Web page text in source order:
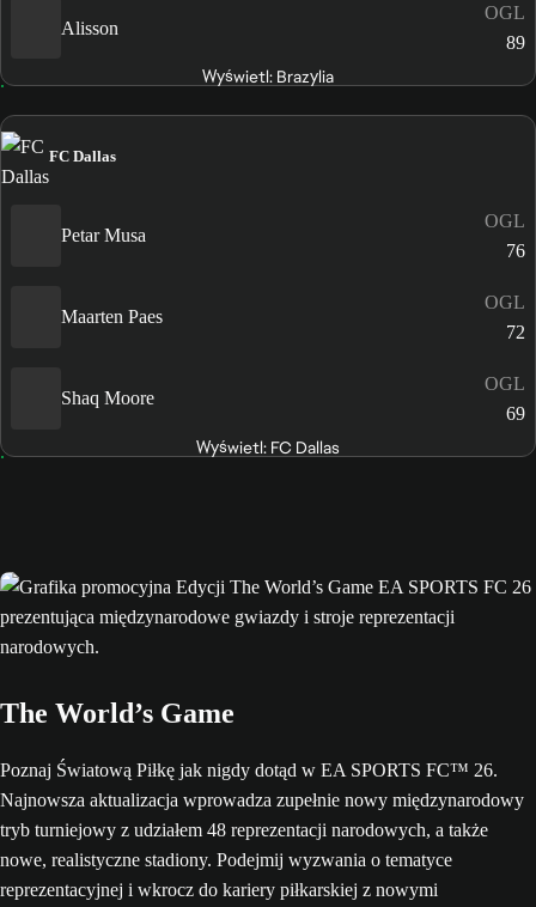
Alisson
OGL
89
Wyświetl: Brazylia
FC Dallas
Petar Musa
OGL
76
Maarten Paes
OGL
72
Shaq Moore
OGL
69
Wyświetl: FC Dallas
The World’s Game
Poznaj Światową Piłkę jak nigdy dotąd w EA SPORTS FC™ 26.
Najnowsza aktualizacja wprowadza zupełnie nowy międzynarodowy
tryb turniejowy z udziałem 48 reprezentacji narodowych, a także
nowe, realistyczne stadiony. Podejmij wyzwania o tematyce
reprezentacyjnej i wkrocz do kariery piłkarskiej z nowymi